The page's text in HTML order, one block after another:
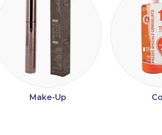
Make-Up